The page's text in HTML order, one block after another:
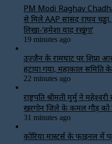
PM Modi Raghav
से मिले AAP सांसद राघव
लिखा-‘हमेशा याद रखूंगा’
19 minutes ago
उज्जैन के रामघाट पर शिप्रा
हटाया गया, महाकाल समिति
22 minutes ago
राष्ट्रपति श्रीमती मुर्मु ने
खरगोन जिले के कमल गौड़ को
31 minutes ago
कोरिया मास्टर्स के फाइनल में